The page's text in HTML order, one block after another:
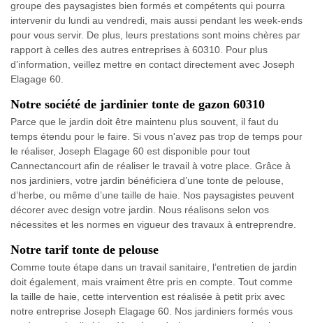
groupe des paysagistes bien formés et compétents qui pourra
intervenir du lundi au vendredi, mais aussi pendant les week-ends
pour vous servir. De plus, leurs prestations sont moins chères par
rapport à celles des autres entreprises à 60310. Pour plus
d’information, veillez mettre en contact directement avec Joseph
Elagage 60.
Notre société de jardinier tonte de gazon 60310
Parce que le jardin doit être maintenu plus souvent, il faut du
temps étendu pour le faire. Si vous n'avez pas trop de temps pour
le réaliser, Joseph Elagage 60 est disponible pour tout
Cannectancourt afin de réaliser le travail à votre place. Grâce à
nos jardiniers, votre jardin bénéficiera d’une tonte de pelouse,
d’herbe, ou même d’une taille de haie. Nos paysagistes peuvent
décorer avec design votre jardin. Nous réalisons selon vos
nécessites et les normes en vigueur des travaux à entreprendre.
Notre tarif tonte de pelouse
Comme toute étape dans un travail sanitaire, l’entretien de jardin
doit également, mais vraiment être pris en compte. Tout comme
la taille de haie, cette intervention est réalisée à petit prix avec
notre entreprise Joseph Elagage 60. Nos jardiniers formés vous